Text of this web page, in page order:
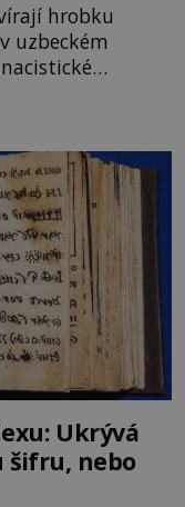
hrobku
uzbeckém
a napadá
zarážející, že se
jen o fascinující
Ukrývá
šifru, nebo